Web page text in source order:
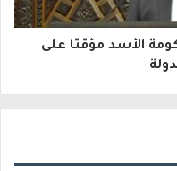
الأسد مؤقتا على